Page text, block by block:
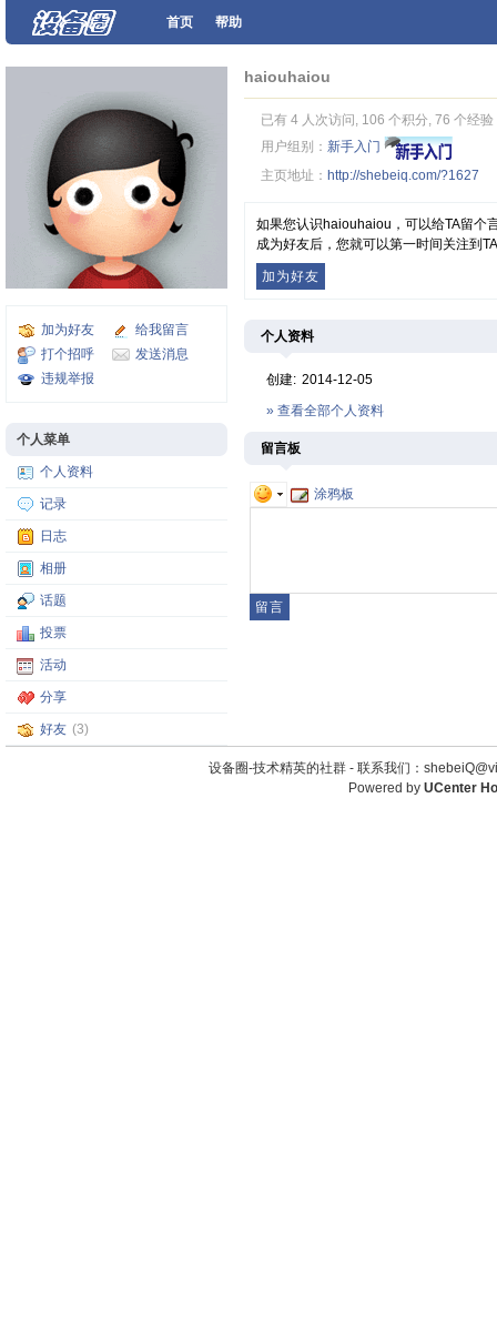
首页 帮助
加为好友
给我留言
打个招呼
发送消息
违规举报
个人菜单
个人资料
记录
日志
相册
话题
投票
活动
分享
好友 (3)
haiouhaiou
已有 4 人次访问, 106 个积分, 76 个经验
用户组别： 新手入门
主页地址： http://shebeiq.com/?1627
如果您认识haiouhaiou，可以给TA留个
成为好友后，您就可以第一时间关注到
加为好友
个人资料
创建: 2014-12-05
» 查看全部个人资料
留言板
涂鸦板
设备圈-技术精英的社群 - 联系我们：
Powered by UCenter